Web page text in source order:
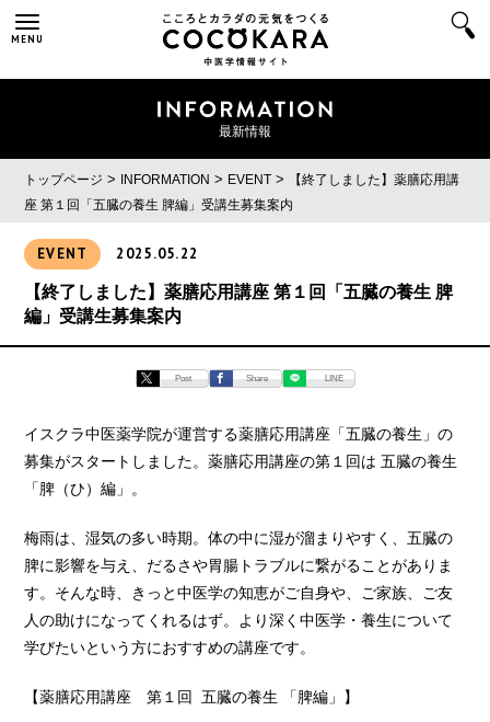
MENU
最新情報
トップページ > INFORMATION > EVENT >
【終了しました】薬膳応用講
座 第１回「五臓の養生 脾編」受講生募集案内
EVENT 2025.05.22
【終了しました】薬膳応用講座 第１回「五臓の養生 脾
編」受講生募集案内
Post Share LINE
イスクラ中医薬学院が運営する薬膳応用講座「五臓の養生」の
募集がスタートしました。薬膳応用講座の第１回は 五臓の養生
「脾（ひ）編」。
梅雨は、湿気の多い時期。体の中に湿が溜まりやすく、五臓の
脾に影響を与え、だるさや胃腸トラブルに繋がることがありま
す。そんな時、きっと中医学の知恵がご自身や、ご家族、ご友
人の助けになってくれるはず。より深く中医学・養生について
学びたいという方におすすめの講座です。
【薬膳応用講座 第１回 五臓の養生 「脾編」】